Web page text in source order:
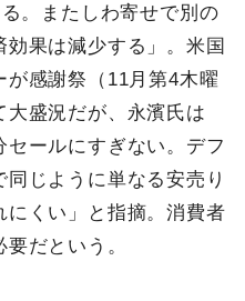
。またしわ寄せで別の
効果は減少する」。米国
感謝祭（11月第4木曜
大盛況だが、永濱氏は
セールにすぎない。デフ
じように単なる安売り
にくい」と指摘。消費者
だという。